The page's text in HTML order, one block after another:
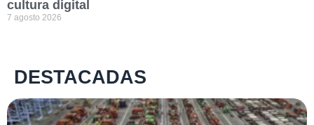
cultura digital
7 agosto 2026
DESTACADAS